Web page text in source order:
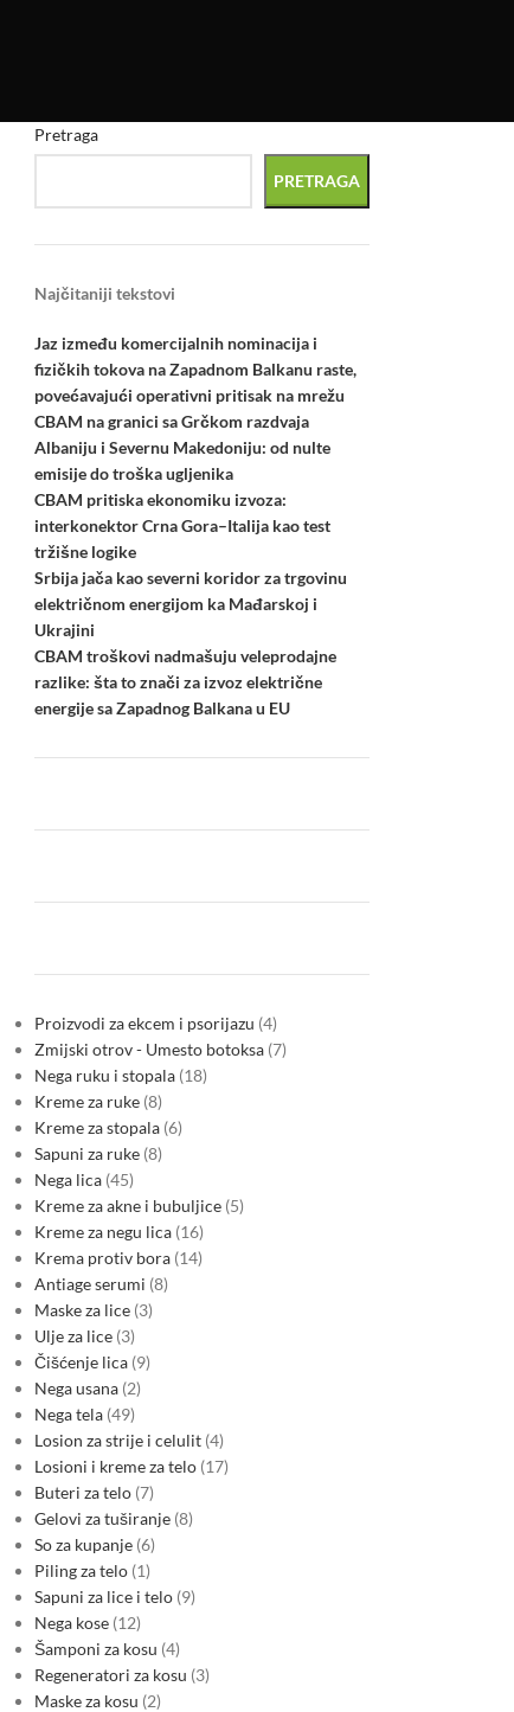
Južna gasna interkonekcija Bosne
i Hercegovine: LNG kao odgovor
na rast troškova ruskog gasa
Pretraga
PRETRAGA
Najčitaniji tekstovi
Jaz između komercijalnih nominacija i
fizičkih tokova na Zapadnom Balkanu raste,
povećavajući operativni pritisak na mrežu
CBAM na granici sa Grčkom razdvaja
Albaniju i Severnu Makedoniju: od nulte
emisije do troška ugljenika
CBAM pritiska ekonomiku izvoza:
interkonektor Crna Gora–Italija kao test
tržišne logike
Srbija jača kao severni koridor za trgovinu
električnom energijom ka Mađarskoj i
Ukrajini
CBAM troškovi nadmašuju veleprodajne
razlike: šta to znači za izvoz električne
energije sa Zapadnog Balkana u EU
Proizvodi za ekcem i psorijazu 4
Zmijski otrov - Umesto botoksa 7
Nega ruku i stopala 18
Kreme za ruke 8
Kreme za stopala 6
Sapuni za ruke 8
Nega lica 45
Kreme za akne i bubuljice 5
Kreme za negu lica 16
Krema protiv bora 14
Antiage serumi 8
Maske za lice 3
Ulje za lice 3
Čišćenje lica 9
Nega usana 2
Nega tela 49
Losion za strije i celulit 4
Losioni i kreme za telo 17
Buteri za telo 7
Gelovi za tuširanje 8
So za kupanje 6
Piling za telo 1
Sapuni za lice i telo 9
Nega kose 12
Šamponi za kosu 4
Regeneratori za kosu 3
Maske za kosu 2